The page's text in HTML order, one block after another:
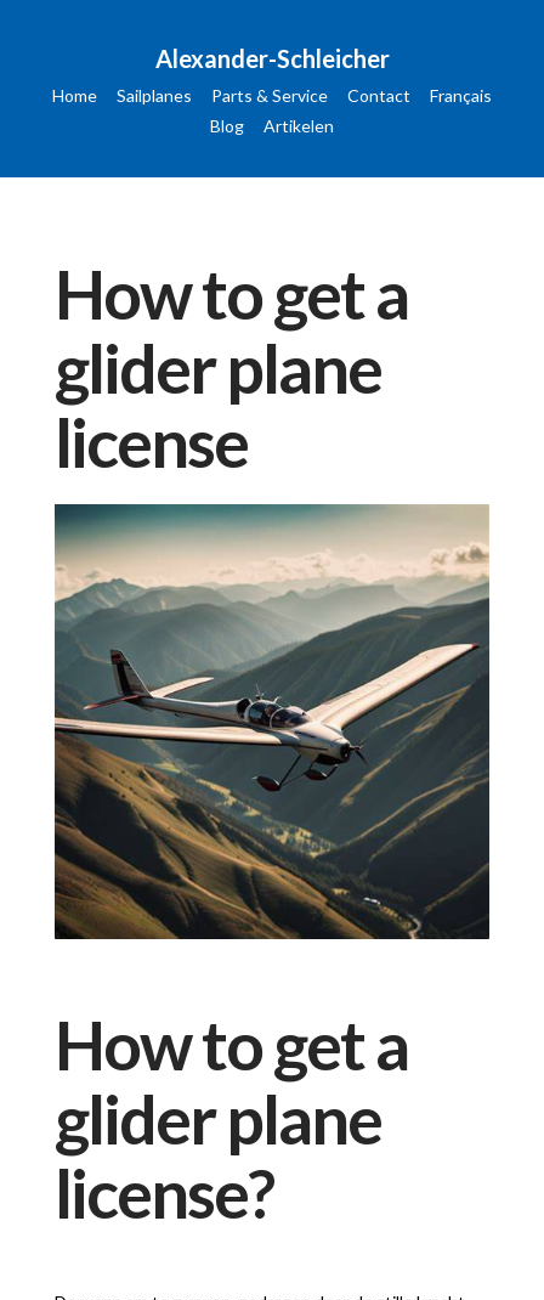
Alexander-Schleicher
Home Sailplanes Parts & Service Contact
Français
Blog
Artikelen
How to get a
glider plane
license
How to get a
glider plane
license?